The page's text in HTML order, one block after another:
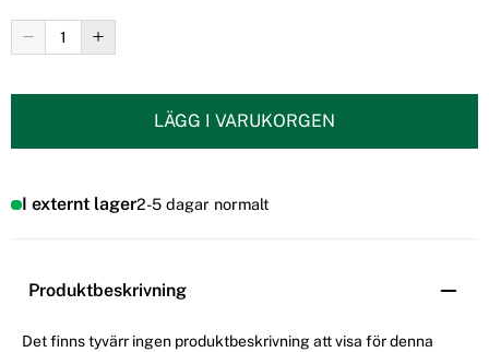
LÄGG I VARUKORGEN
I externt lager2-5 dagar normalt
Produktbeskrivning
Det finns tyvärr ingen produktbeskrivning att visa för denna